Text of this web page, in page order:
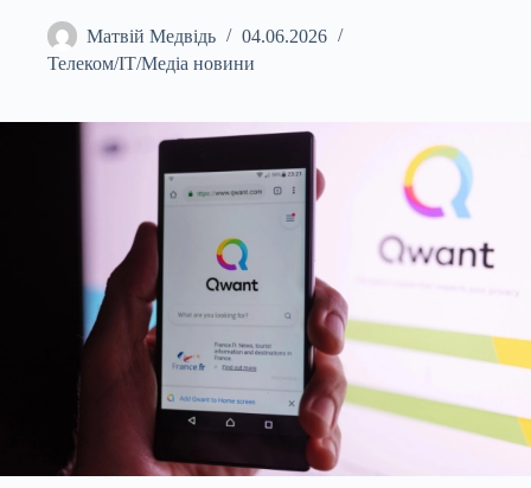
Матвій Медвідь
04.06.2026
Телеком/ІТ/Медіа новини